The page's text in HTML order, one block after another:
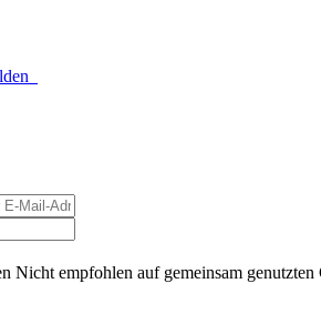
Nicht empfohlen auf gemeinsam genutzten